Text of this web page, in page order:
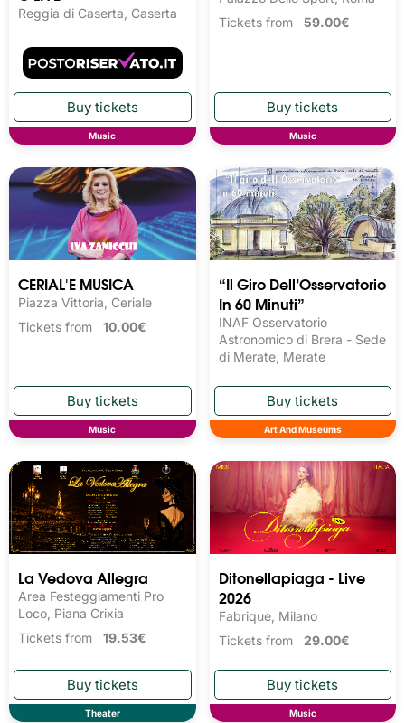
Reggia di Caserta, Caserta
Music
Tickets from 59.00€
Music
CERIAL'E MUSICA
Piazza Vittoria, Ceriale
Tickets from 10.00€
Music
“Il Giro Dell’Osservatorio
In 60 Minuti”
INAF Osservatorio
Astronomico di Brera - Sede
di Merate, Merate
Art And Museums
La Vedova Allegra
Area Festeggiamenti Pro
Loco, Piana Crixia
Tickets from 19.53€
Theater
Ditonellapiaga - Live
2026
Fabrique, Milano
Tickets from 29.00€
Music